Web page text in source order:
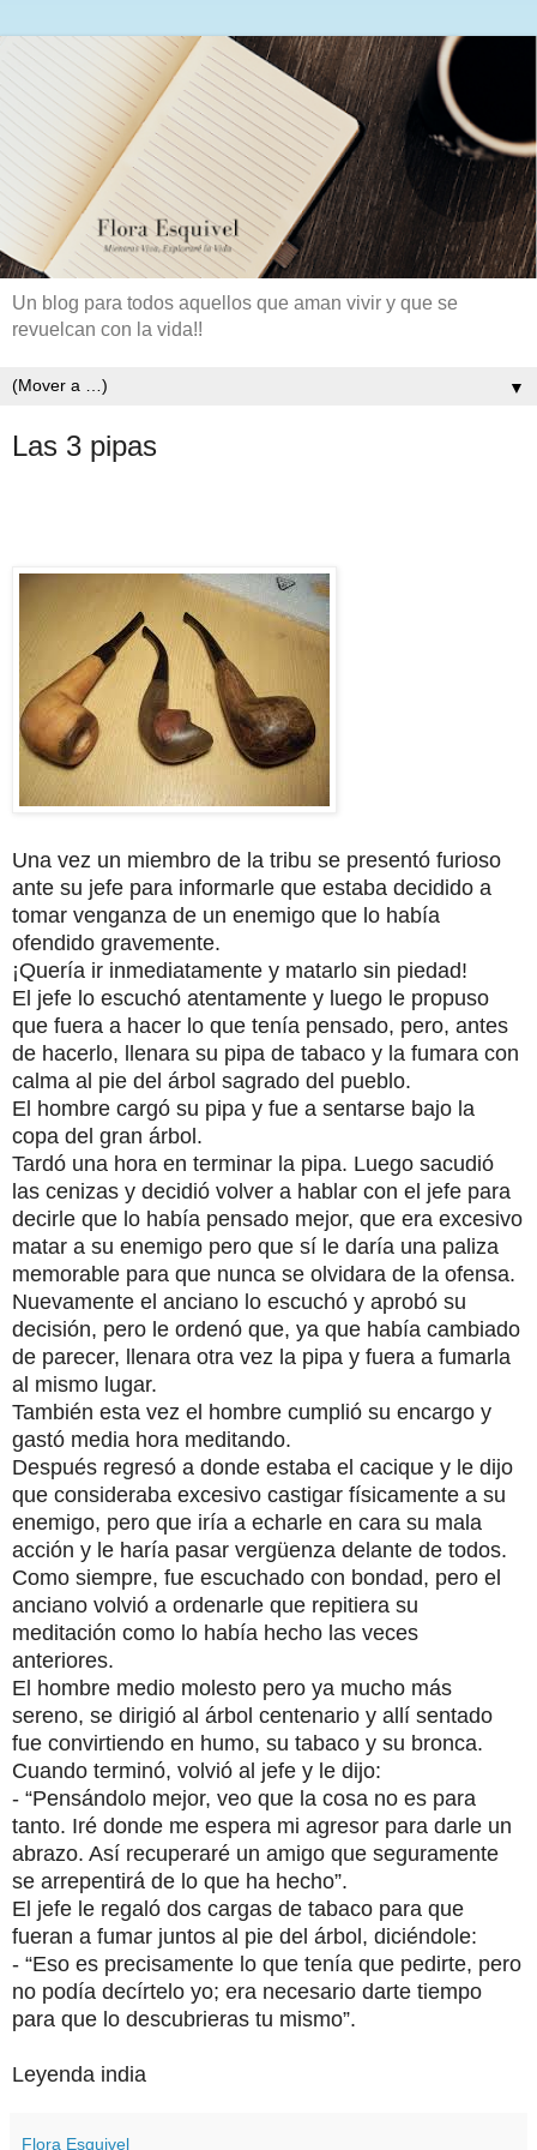
Un blog para todos aquellos que aman vivir y que se
revuelcan con la vida!!
▼
Las 3 pipas
Una vez un miembro de la tribu se presentó furioso
ante su jefe para informarle que estaba decidido a
tomar venganza de un enemigo que lo había
ofendido gravemente.
¡Quería ir inmediatamente y matarlo sin piedad!
El jefe lo escuchó atentamente y luego le propuso
que fuera a hacer lo que tenía pensado, pero, antes
de hacerlo, llenara su pipa de tabaco y la fumara con
calma al pie del árbol sagrado del pueblo.
El hombre cargó su pipa y fue a sentarse bajo la
copa del gran árbol.
Tardó una hora en terminar la pipa. Luego sacudió
las cenizas y decidió volver a hablar con el jefe para
decirle que lo había pensado mejor, que era excesivo
matar a su enemigo pero que sí le daría una paliza
memorable para que nunca se olvidara de la ofensa.
Nuevamente el anciano lo escuchó y aprobó su
decisión, pero le ordenó que, ya que había cambiado
de parecer, llenara otra vez la pipa y fuera a fumarla
al mismo lugar.
También esta vez el hombre cumplió su encargo y
gastó media hora meditando.
Después regresó a donde estaba el cacique y le dijo
que consideraba excesivo castigar físicamente a su
enemigo, pero que iría a echarle en cara su mala
acción y le haría pasar vergüenza delante de todos.
Como siempre, fue escuchado con bondad, pero el
anciano volvió a ordenarle que repitiera su
meditación como lo había hecho las veces
anteriores.
El hombre medio molesto pero ya mucho más
sereno, se dirigió al árbol centenario y allí sentado
fue convirtiendo en humo, su tabaco y su bronca.
Cuando terminó, volvió al jefe y le dijo:
- “Pensándolo mejor, veo que la cosa no es para
tanto. Iré donde me espera mi agresor para darle un
abrazo. Así recuperaré un amigo que seguramente
se arrepentirá de lo que ha hecho”.
El jefe le regaló dos cargas de tabaco para que
fueran a fumar juntos al pie del árbol, diciéndole:
- “Eso es precisamente lo que tenía que pedirte, pero
no podía decírtelo yo; era necesario darte tiempo
para que lo descubrieras tu mismo”.
Leyenda india
Flora Esquivel